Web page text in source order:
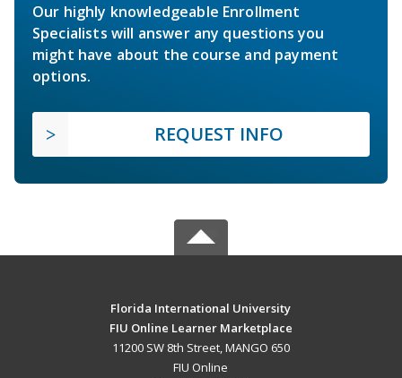
Our highly knowledgeable Enrollment
Specialists will answer any questions you
might have about the course and payment
options.
REQUEST INFO
Florida International University
FIU Online Learner Marketplace
11200 SW 8th Street, MANGO 650
FIU Online